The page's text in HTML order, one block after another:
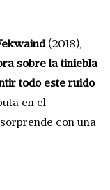
(2018),
sobre la tiniebla
todo este ruido
en el
con una